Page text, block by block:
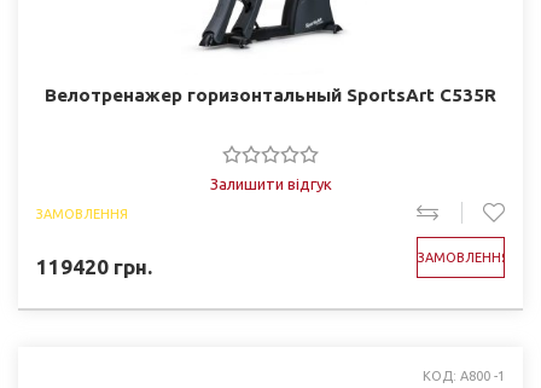
Велотренажер горизонтальный SportsArt C535R
Залишити відгук
ЗАМОВЛЕННЯ
119420 грн. ЗАМОВЛЕННЯ
КОД: A800 -1